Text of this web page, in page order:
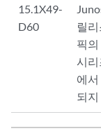
15.1X49-
D60
릴
픽의
시
에
되